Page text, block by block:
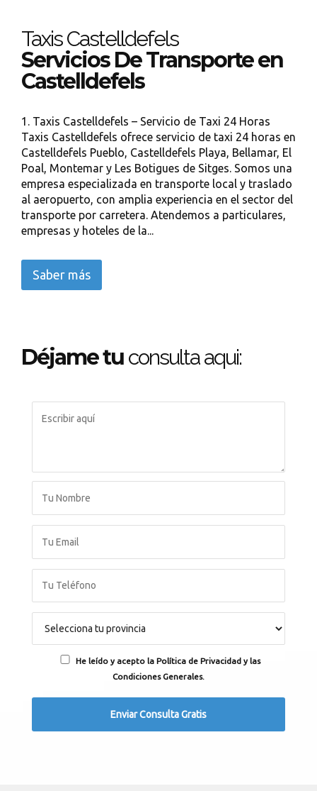
Taxis Castelldefels
Servicios De Transporte en
Castelldefels
1. Taxis Castelldefels – Servicio de Taxi 24 Horas
Taxis Castelldefels ofrece servicio de taxi 24 horas en
Castelldefels Pueblo, Castelldefels Playa, Bellamar, El
Poal, Montemar y Les Botigues de Sitges. Somos una
empresa especializada en transporte local y traslado
al aeropuerto, con amplia experiencia en el sector del
transporte por carretera. Atendemos a particulares,
empresas y hoteles de la...
Saber más
Déjame tu consulta aqui:
He leído y acepto la Política de Privacidad y las
Condiciones Generales.